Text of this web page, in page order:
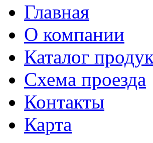
Главная
О компании
Каталог
Схема проезда
Контакты
Карта